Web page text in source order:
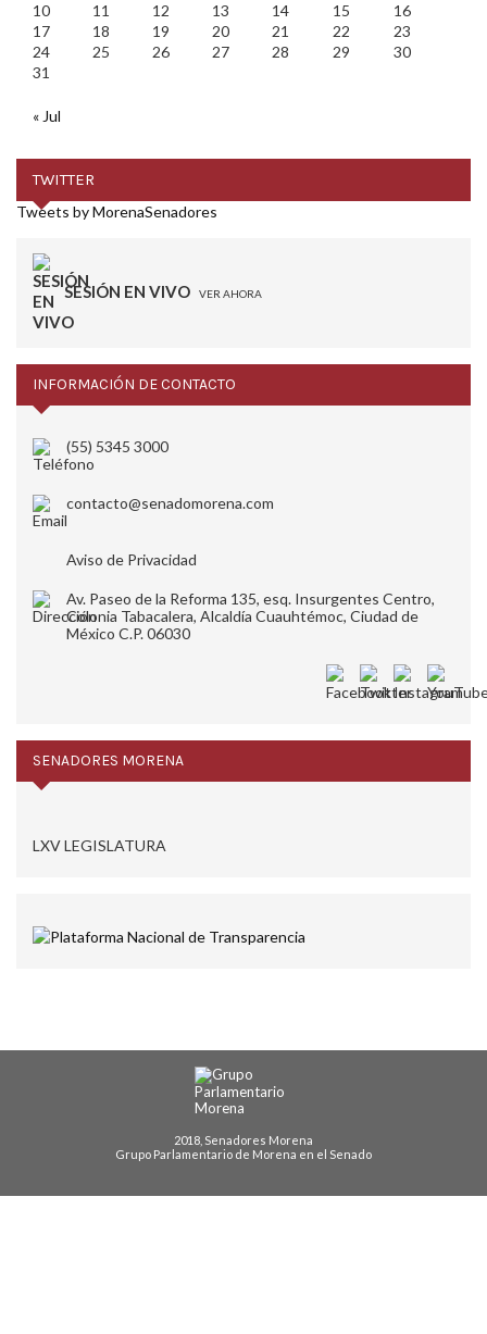
10
11 12 13 14 15
16
17
18 19 20 21 22
23
24
25 26 27 28 29
30
31
« Jul
TWITTER
Tweets by MorenaSenadores
SESIÓN EN VIVO VER AHORA
INFORMACIÓN DE CONTACTO
(55) 5345 3000
contacto@senadomorena.com
Aviso de Privacidad
Av. Paseo de la Reforma 135, esq. Insurgentes Centro,
Colonia Tabacalera, Alcaldía Cuauhtémoc, Ciudad de
México C.P. 06030
SENADORES MORENA
LXV LEGISLATURA
2018, Senadores Morena
Grupo Parlamentario de Morena en el Senado